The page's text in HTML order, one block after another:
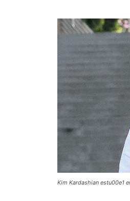
Kim Kardashian estu00e1